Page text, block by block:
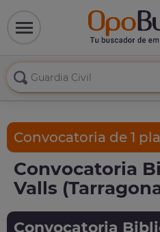
Convocatoria de 1
Convocatoria
Valls
Convocatoria